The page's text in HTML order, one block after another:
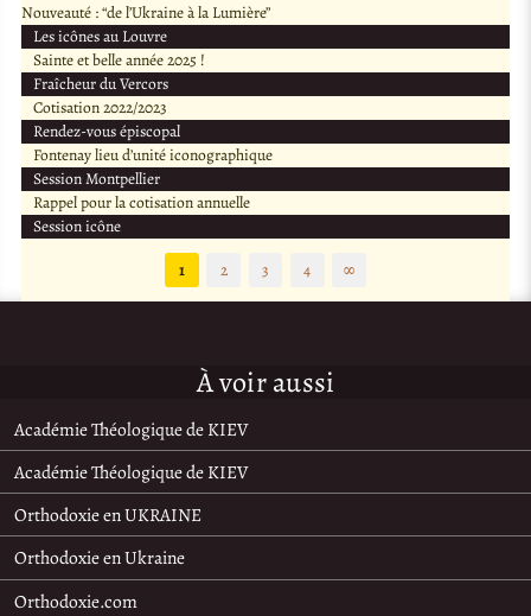
Nouveauté : “de l’Ukraine à la Lumière”
Les icônes au Louvre
Sainte et belle année 2025 !
Fraîcheur du Vercors
Cotisation 2022/2023
Rendez-vous épiscopal
Fontenay lieu d’unité iconographique
Session Montpellier
Rappel pour la cotisation annuelle
Session icône
1
2 3 4 ∞
À voir aussi
Académie Théologique de KIEV
Académie Théologique de KIEV
Orthodoxie en UKRAINE
Orthodoxie en Ukraine
Orthodoxie.com